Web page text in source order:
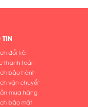
đổi trả
thanh toán
bảo hành
vận chuyển
mua hàng
bảo mật